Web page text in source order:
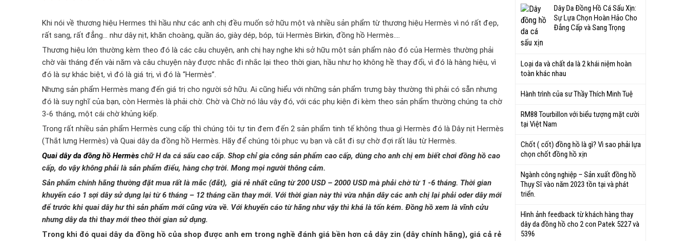
Khi nói về thương hiệu Hermes thì hầu như các anh chị đều muốn sở hữu một và nhiều sản phẩm từ thương hiệu Hermès vì nó rất đẹp,
rất sang, rất đẳng… như dây nịt, khăn choàng, quần áo, giày dép, bóp, túi Hermès Birkin, đồng hồ Hermès….
Thương hiệu lớn thường kèm theo đó là các câu chuyện, anh chị hay nghe khi sở hữu một sản phẩm nào đó của Hermès thường phải
chờ vài tháng đến vài năm và câu chuyện này được nhắc đi nhắc lại theo thời gian, hầu như họ không hề thay đổi, vì đó là hàng hiệu, vì
đó là sự khác biệt, vì đó là giá trị, vì đó là “Hermès”.
Nhưng sản phẩm Hermès mang đến giá trị cho người sở hữu. Ai cũng hiểu với những sản phẩm trưng bày thường thì phải có sẵn nhưng
đó là suy nghĩ của bạn, còn Hermès là phải chờ. Chờ và Chờ nó lâu vậy đó, với các phụ kiện đi kèm theo sản phẩm thường chúng ta chờ
3-6 tháng, một cái chờ khủng kiếp.
Trong rất nhiều sản phẩm Hermès cung cấp thì chúng tôi tự tin đem đến 2 sản phẩm tinh tế không thua gì Hermès đó là Dây nịt Hermès
(Thắt lưng Hermès) và Quai dây da đồng hồ Hermès. Hãy để chúng tôi phục vụ bạn và cắt đi sự chờ đợi rất lâu từ Hermès.
Quai dây da đồng hồ Hermès chữ H da cá sấu cao cấp. Shop chỉ gia công sản phẩm cao cấp, dùng cho anh chị em biết chơi đồng hồ cao
cấp, do vậy không phải là sản phẩm điểu, hàng chợ trời. Mong mọi người thông cảm.
Sản phẩm chính hãng thường đặt mua rất là mắc (đắt), giá rẻ nhất cũng từ 200 USD – 2000 USD mà phải chờ từ 1 -6 tháng. Thời gian
khuyến cáo 1 sợi dây sử dụng lại từ 6 tháng – 12 tháng cần thay mới. Với thời gian này thì vừa nhận dây các anh chị lại phải oder dây mới
để trước khi quai dây hư thì sản phẩm mới cũng vừa về. Với khuyến cáo từ hãng như vậy thì khá là tốn kém. Đồng hồ xem là vĩnh cửu
nhưng dây da thì thay mới theo thời gian sử dụng.
Trong khi đó quai dây da đồng hồ của shop được anh em trong nghề đánh giá bền hơn cả dây zin (dây chính hãng), giá cả rẻ
Dây Da Đồng Hồ Cá Sấu Xịn:
Sự Lựa Chọn Hoàn Hảo Cho
Đẳng Cấp và Sang Trọng
Loại da và chất da là 2 khái niệm hoàn
toàn khác nhau
Hành trình của sư Thầy Thích Minh Tuệ
RM88 Tourbillon với biểu tượng mặt cười
tại Việt Nam
Chốt ( cốt) đồng hồ là gì? Vì sao phải lựa
chọn chốt đồng hồ xịn
Ngành công nghiệp – Sản xuất đồng hồ
Thụy Sĩ vào năm 2023 tồn tại và phát
triển.
Hình ảnh feedback từ khách hàng thay
dây da đồng hồ cho 2 con Patek 5227 và
5396